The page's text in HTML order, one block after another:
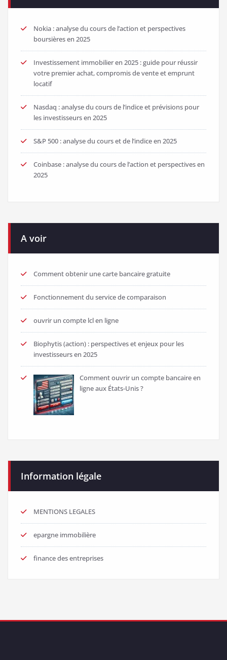
Nokia : analyse du cours de l’action et perspectives
boursières en 2025
Investissement immobilier en 2025 : guide pour réussir
votre premier achat, compromis de vente et emprunt
locatif
Nasdaq : analyse du cours de l’indice et prévisions pour
les investisseurs en 2025
S&P 500 : analyse du cours et de l’indice en 2025
Coinbase : analyse du cours de l’action et perspectives en
2025
A voir
Comment obtenir une carte bancaire gratuite
Fonctionnement du service de comparaison
ouvrir un compte lcl en ligne
Biophytis (action) : perspectives et enjeux pour les
investisseurs en 2025
Comment ouvrir un compte bancaire en
ligne aux États-Unis ?
Information légale
MENTIONS LEGALES
epargne immobilière
finance des entreprises